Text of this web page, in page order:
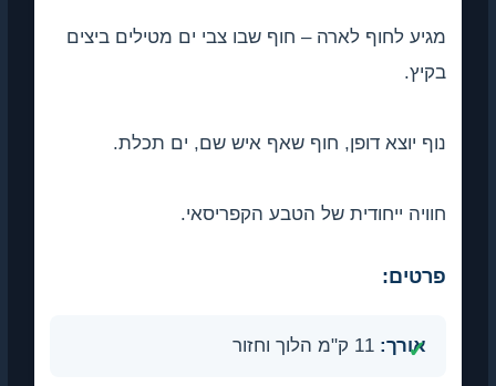
מגיע לחוף לארה – חוף שבו צבי ים מטילים ביצים
בקיץ.
נוף יוצא דופן, חוף שאף איש שם, ים תכלת.
חוויה ייחודית של הטבע הקפריסאי.
פרטים:
אורך:11 ק"מ הלוך וחזור